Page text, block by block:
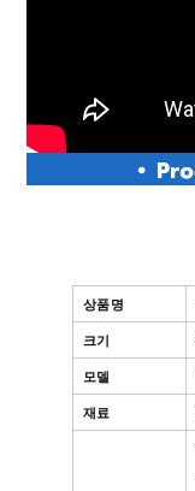
상품명
크기
모델
재료